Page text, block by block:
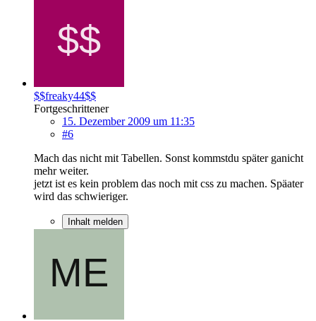
$$freaky44$$
Fortgeschrittener
15. Dezember 2009 um 11:35
#6
Mach das nicht mit Tabellen. Sonst kommstdu später ganicht
mehr weiter.
jetzt ist es kein problem das noch mit css zu machen. Späater
wird das schwieriger.
Inhalt melden